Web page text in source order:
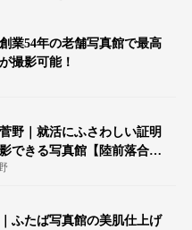
業54年の老舗写真館で最高
撮影可能！
野｜就活にふさわしい証明
できる写真館【陸前落合駅
ふたば写真館の美肌仕上げ